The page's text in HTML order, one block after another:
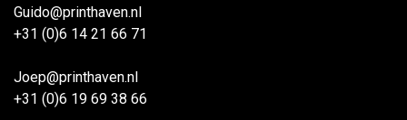
Guido@printhaven.nl
+31 (0)6 14 21 66 71
Joep@printhaven.nl
+31 (0)6 19 69 38 66